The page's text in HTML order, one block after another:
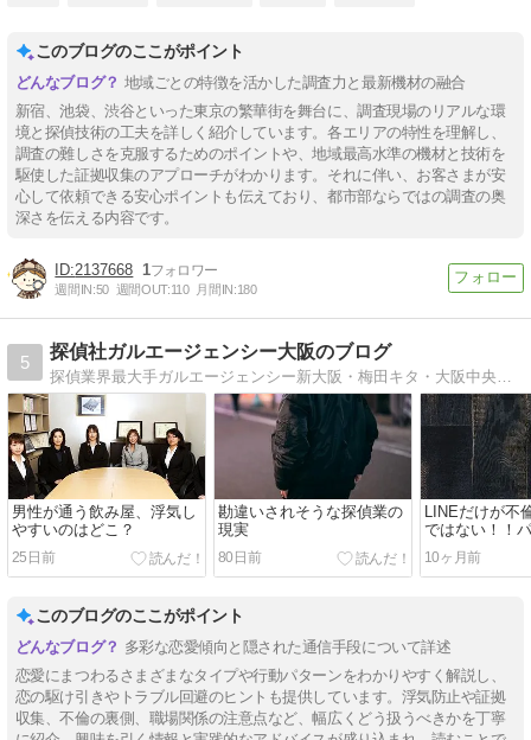
このブログのここがポイント
地域ごとの特徴を活かした調査力と最新機材の融合
新宿、池袋、渋谷といった東京の繁華街を舞台に、調査現場のリアルな環
境と探偵技術の工夫を詳しく紹介しています。各エリアの特性を理解し、
調査の難しさを克服するためのポイントや、地域最高水準の機材と技術を
駆使した証拠収集のアプローチがわかります。それに伴い、お客さまが安
心して依頼できる安心ポイントも伝えており、都市部ならではの調査の奥
深さを伝える内容です。
2137668 1
週間IN:50 週間OUT:110 月間IN:180
5
探偵社ガルエージェンシー大阪のブログ
男性が通う飲み屋、浮気し
やすいのはどこ？
25日前
勘違いされそうな探偵業の
現実
80日前
LINEだけが不
ではない！！
ばれない連絡
10ヶ月前
このブログのここがポイント
多彩な恋愛傾向と隠された通信手段について詳述
恋愛にまつわるさまざまなタイプや行動パターンをわかりやすく解説し、
恋の駆け引きやトラブル回避のヒントも提供しています。浮気防止や証拠
収集、不倫の裏側、職場関係の注意点など、幅広くどう扱うべきかを丁寧